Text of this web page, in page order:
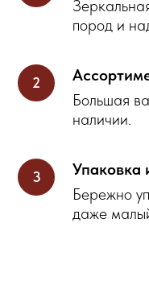
пород и
Большая
наличии.
Упаковка
Бережно
даже